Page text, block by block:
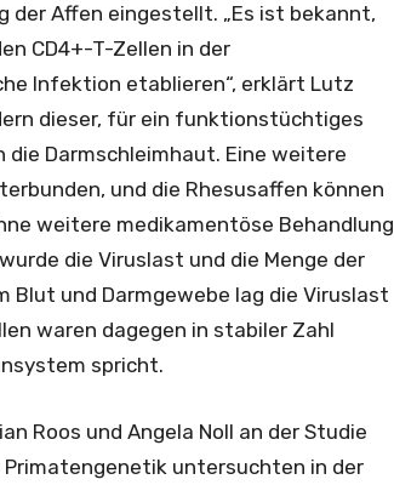
der Affen eingestellt. „Es ist bekannt,
CD4+-T-Zellen in der
Infektion etablieren“, erklärt Lutz
dieser, für ein funktionstüchtiges
Darmschleimhaut. Eine weitere
und die Rhesusaffen können
weitere medikamentöse Behandlung
die Viruslast und die Menge der
Blut und Darmgewebe lag die Viruslast
waren dagegen in stabiler Zahl
spricht.
Roos und Angela Noll an der Studie
untersuchten in der